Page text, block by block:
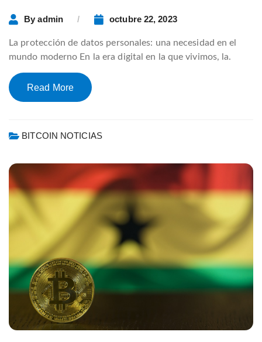
Byadmin octubre 22, 2023
La protección de datos personales: una necesidad en el
mundo moderno En la era digital en la que vivimos, la.
Read More
BITCOIN NOTICIAS